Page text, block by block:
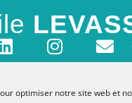
optimiser notre site web et